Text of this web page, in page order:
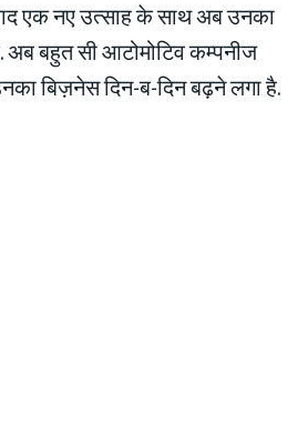
एक नए उत्साह के साथ अब उनका
बहुत सी आटोमोटिव कम्पनीज
बिज़नेस दिन-ब-दिन बढ़ने लगा है.